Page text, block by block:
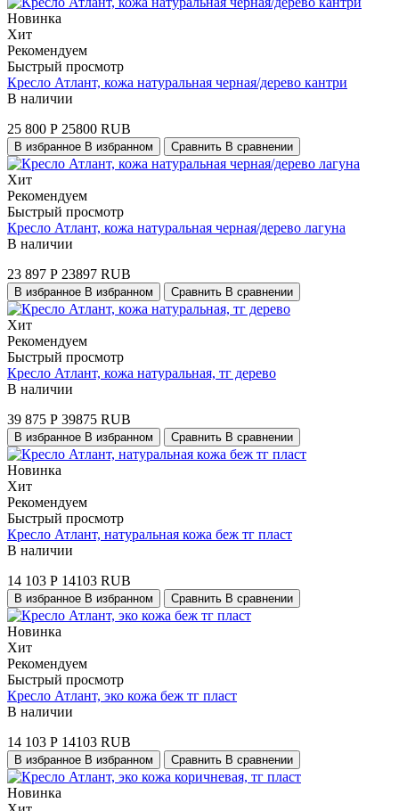
Новинка
Хит
Рекомендуем
Быстрый просмотр
Кресло Атлант, кожа натуральная черная/дерево кантри
В наличии
25 800 Р 25800 RUB
В избранное В избранном Сравнить В сравнении
Хит
Рекомендуем
Быстрый просмотр
Кресло Атлант, кожа натуральная черная/дерево лагуна
В наличии
23 897 Р 23897 RUB
В избранное В избранном Сравнить В сравнении
Хит
Рекомендуем
Быстрый просмотр
Кресло Атлант, кожа натуральная, тг дерево
В наличии
39 875 Р 39875 RUB
В избранное В избранном Сравнить В сравнении
Новинка
Хит
Рекомендуем
Быстрый просмотр
Кресло Атлант, натуральная кожа беж тг пласт
В наличии
14 103 Р 14103 RUB
В избранное В избранном Сравнить В сравнении
Новинка
Хит
Рекомендуем
Быстрый просмотр
Кресло Атлант, эко кожа беж тг пласт
В наличии
14 103 Р 14103 RUB
В избранное В избранном Сравнить В сравнении
Новинка